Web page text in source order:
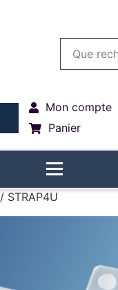
Mon compte
Panier
/ STRAP4U